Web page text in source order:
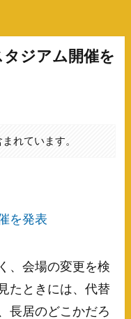
タジアム開催を
れています。
を発表
、会場の変更を検
たときには、代替
長居のどこかだろ